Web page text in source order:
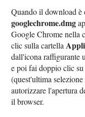
Quando il download
googlechrome.dmg
Google Chrome nella
clic sulla cartella
dall'icona raffigurante
e poi fai doppio clic
(quest'ultima
autorizzare l'apertura
il browser.